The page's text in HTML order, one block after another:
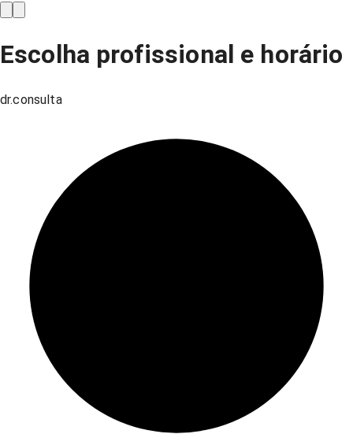
Escolha profissional e horário
dr.consulta